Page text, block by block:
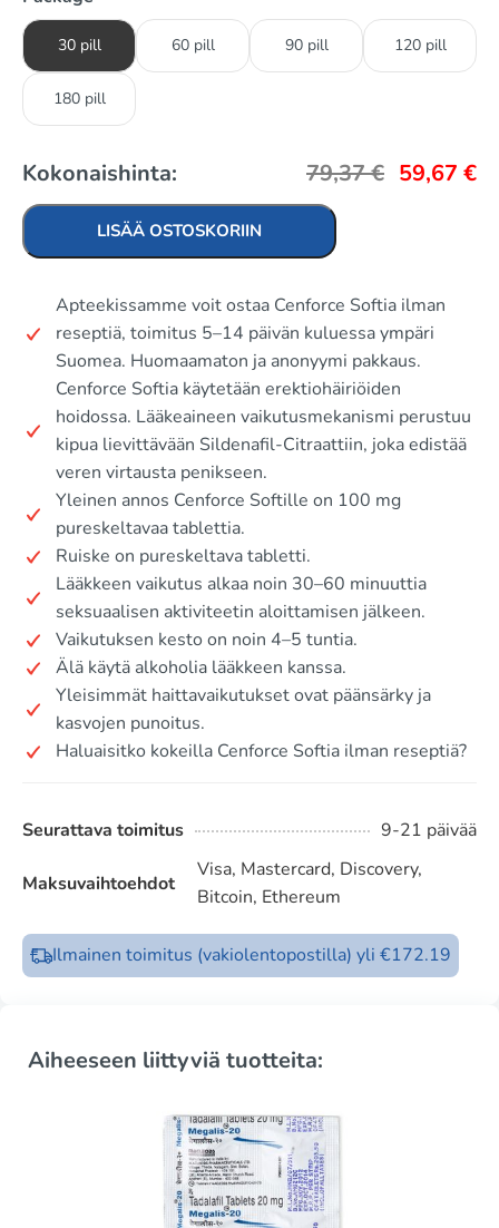
30 pill 60 pill 90 pill 120 pill
180 pill
Kokonaishinta: 79,37€ 59,67 €
LISÄÄ OSTOSKORIIN
Apteekissamme voit ostaa Cenforce Softia ilman
reseptiä, toimitus 5–14 päivän kuluessa ympäri
Suomea. Huomaamaton ja anonyymi pakkaus.
Cenforce Softia käytetään erektiohäiriöiden
hoidossa. Lääkeaineen vaikutusmekanismi perustuu
kipua lievittävään Sildenafil-Citraattiin, joka edistää
veren virtausta penikseen.
Yleinen annos Cenforce Softille on 100 mg
pureskeltavaa tablettia.
Ruiske on pureskeltava tabletti.
Lääkkeen vaikutus alkaa noin 30–60 minuuttia
seksuaalisen aktiviteetin aloittamisen jälkeen.
Vaikutuksen kesto on noin 4–5 tuntia.
Älä käytä alkoholia lääkkeen kanssa.
Yleisimmät haittavaikutukset ovat päänsärky ja
kasvojen punoitus.
Haluaisitko kokeilla Cenforce Softia ilman reseptiä?
Seurattava toimitus 9-21 päivää
Maksuvaihtoehdot
Visa, Mastercard, Discovery,
Bitcoin, Ethereum
Ilmainen toimitus (vakiolentopostilla) yli €172.19
Aiheeseen liittyviä tuotteita: